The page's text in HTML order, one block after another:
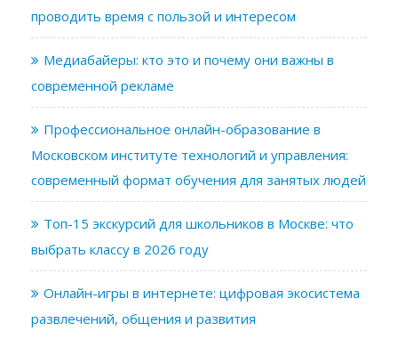
проводить время с пользой и интересом
Медиабайеры: кто это и почему они важны в
современной рекламе
Профессиональное онлайн-образование в
Московском институте технологий и управления:
современный формат обучения для занятых людей
Топ-15 экскурсий для школьников в Москве: что
выбрать классу в 2026 году
Онлайн-игры в интернете: цифровая экосистема
развлечений, общения и развития